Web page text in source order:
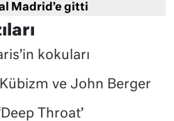
Madrid’e gitti
kokuları
ve John Berger
Throat’